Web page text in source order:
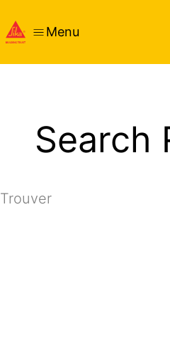
Menu
Search
Search